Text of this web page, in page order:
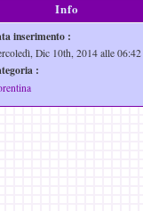
Info
inserimento :
Dic 10th, 2014 alle 06:42
: